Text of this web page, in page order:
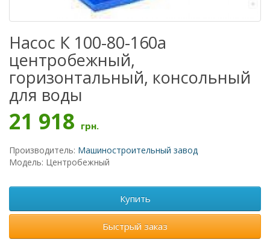
Насос К 100-80-160а
центробежный,
горизонтальный, консольный
для воды
21 918 грн.
Производитель: Машиностроительный завод
Модель: Центробежный
Купить
Быстрый заказ